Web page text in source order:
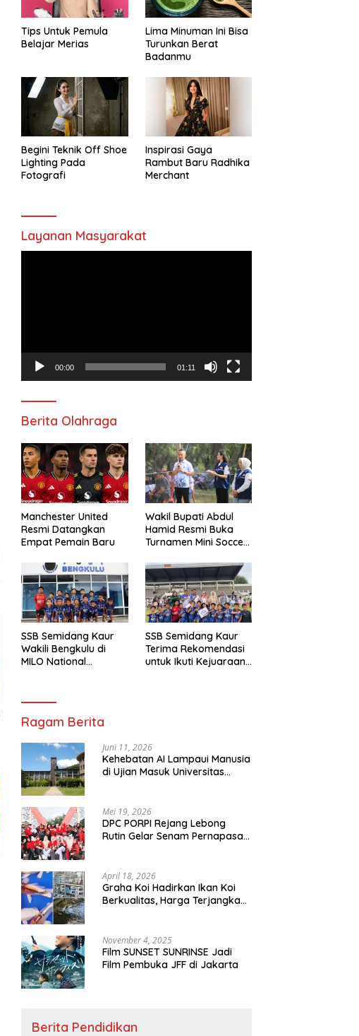
Tips Untuk Pemula
Belajar Merias
Lima Minuman Ini Bisa
Turunkan Berat
Badanmu
Begini Teknik Off Shoe
Lighting Pada
Fotografi
Inspirasi Gaya
Rambut Baru Radhika
Merchant
Layanan Masyarakat
00:00 01:11
Berita Olahraga
Manchester United
Resmi Datangkan
Empat Pemain Baru
Wakil Bupati Abdul
Hamid Resmi Buka
Turnamen Mini Soccer
SSB Semidang Kaur
Wakili Bengkulu di
MILO National
SSB Semidang Kaur
Terima Rekomendasi
untuk Ikuti Kejuaraan
Ragam Berita
Juni 11, 2026
Kehebatan AI Lampaui Manusia
di Ujian Masuk Universitas
Mei 19, 2026
DPC PORPI Rejang Lebong
Rutin Gelar Senam Pernapasan
April 18, 2026
Graha Koi Hadirkan Ikan Koi
Berkualitas, Harga Terjangkau
November 4, 2025
Film SUNSET SUNRINSE Jadi
Film Pembuka JFF di Jakarta
Berita Pendidikan